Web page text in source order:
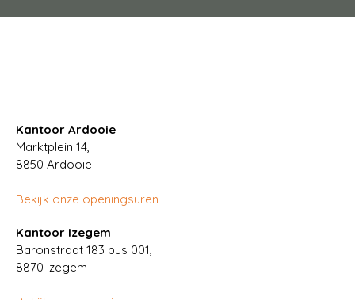
Kantoor Ardooie
Marktplein 14,
8850 Ardooie
Bekijk onze openingsuren
Kantoor Izegem
Baronstraat 183 bus 001,
8870 Izegem